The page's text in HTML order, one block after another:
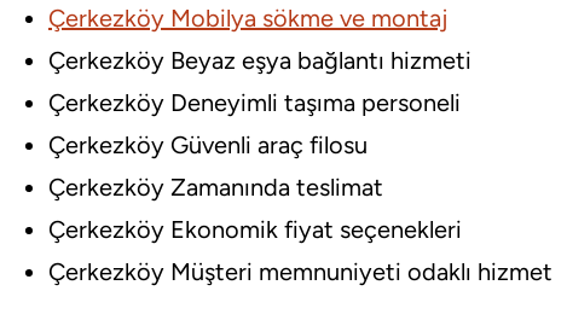
Çerkezköy Mobilya sökme ve montaj
Çerkezköy Beyaz eşya bağlantı hizmeti
Çerkezköy Deneyimli taşıma personeli
Çerkezköy Güvenli araç filosu
Çerkezköy Zamanında teslimat
Çerkezköy Ekonomik fiyat seçenekleri
Çerkezköy Müşteri memnuniyeti odaklı hizmet